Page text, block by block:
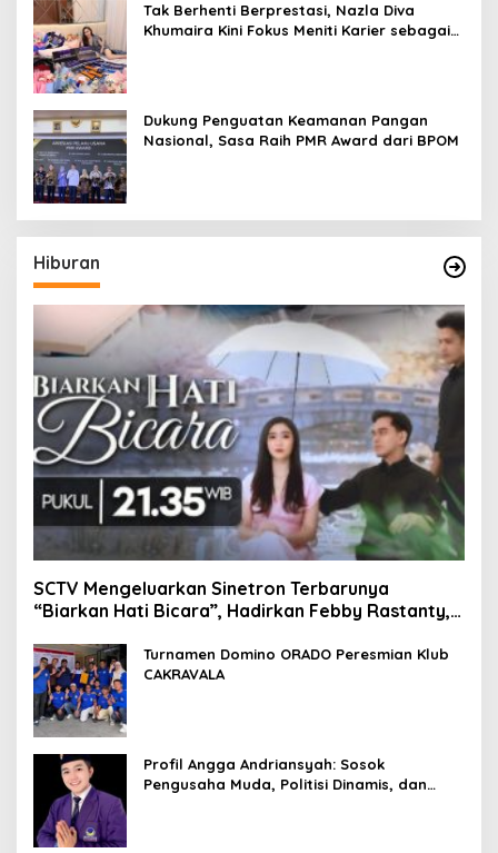
Tak Berhenti Berprestasi, Nazla Diva
Khumaira Kini Fokus Meniti Karier sebagai
Dukung Penguatan Keamanan Pangan
Nasional, Sasa Raih PMR Award dari BPOM
Hiburan
SCTV Mengeluarkan Sinetron Terbarunya
“Biarkan Hati Bicara”, Hadirkan Febby Rastanty,
Turnamen Domino ORADO Peresmian Klub
CAKRAVALA
Profil Angga Andriansyah: Sosok
Pengusaha Muda, Politisi Dinamis, dan